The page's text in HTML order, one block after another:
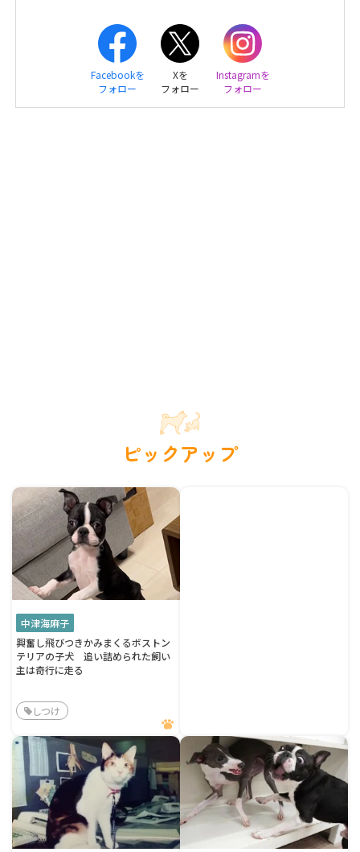
Facebookを
フォロー
Xを
フォロー
Instagramを
フォロー
ピックアップ
中津海麻子
興奮し飛びつきかみまくるボストン
テリアの子犬 追い詰められた飼い
主は奇行に走る
しつけ